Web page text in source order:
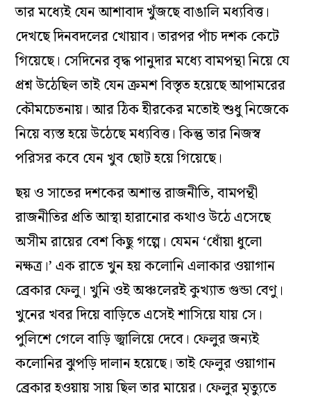
তার মধ্যেই যেন আশাবাদ খুঁজছে বাঙালি মধ্যবিত্ত।
দেখছে দিনবদলের খোয়াব। তারপর পাঁচ দশক কেটে
গিয়েছে। সেদিনের বৃদ্ধ পানুদার মধ্যে বামপন্থা নিয়ে যে
প্রশ্ন উঠেছিল তাই যেন ক্রমশ বিস্তৃত হয়েছে আপামরের
কৌমচেতনায়। আর ঠিক হীরকের মতোই শুধু নিজেকে
নিয়ে ব্যস্ত হয়ে উঠেছে মধ্যবিত্ত। কিন্তু তার নিজস্ব
পরিসর কবে যেন খুব ছোট হয়ে গিয়েছে।
ছয় ও সাতের দশকের অশান্ত রাজনীতি, বামপন্থী
রাজনীতির প্রতি আস্থা হারানোর কথাও উঠে এসেছে
অসীম রায়ের বেশ কিছু গল্পে। যেমন ‘ধোঁয়া ধুলো
নক্ষত্র।’ এক রাতে খুন হয় কলোনি এলাকার ওয়াগান
ব্রেকার ফেলু। খুনি ওই অঞ্চলেরই কুখ্যাত গুন্ডা বেণু।
খুনের খবর দিয়ে বাড়িতে এসেই শাসিয়ে যায় সে।
পুলিশে গেলে বাড়ি জ্বালিয়ে দেবে। ফেলুর জন্যই
কলোনির ঝুপড়ি দালান হয়েছে। তাই ফেলুর ওয়াগান
ব্রেকার হওয়ায় সায় ছিল তার মায়ের। ফেলুর মৃত্যুতে